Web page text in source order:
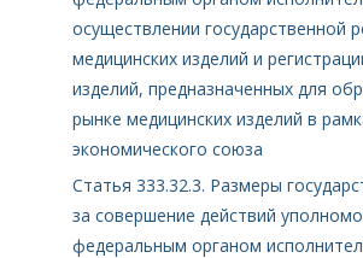
осуществлении государственной
медицинских изделий и
изделий, предназначенных для
рынке медицинских изделий в
экономического союза
Статья 333.32.3. Размеры
за совершение действий
федеральным органом